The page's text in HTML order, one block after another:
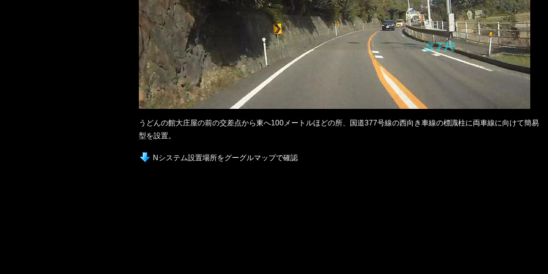
うどんの館大庄屋の前の交差点から東へ100メートルほどの所、国道377号線の西向き車線の標識柱に両車線に向けて簡易
型を設置。
Nシステム設置場所をグーグルマップで確認